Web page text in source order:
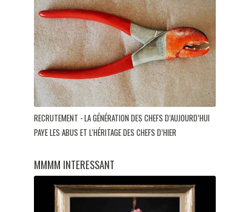
RECRUTEMENT - LA GÉNÉRATION DES CHEFS D’AUJOURD’HUI
PAYE LES ABUS ET L'HÉRITAGE DES CHEFS D’HIER
MMMM INTERESSANT